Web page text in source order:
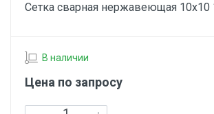
Сетка сварная нержавеющая
В наличии
Цена по запросу